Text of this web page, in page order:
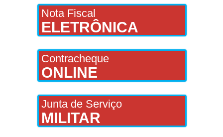
Nota Fiscal
ELETRÔNICA
Contracheque
ONLINE
Junta de Serviço
MILITAR